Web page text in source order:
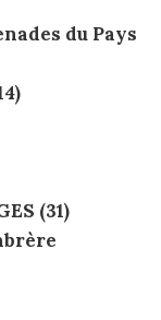
du Pays
(31)